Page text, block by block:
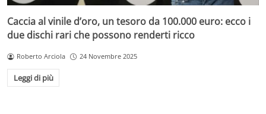
Caccia al vinile d’oro, un tesoro da 100.000 euro: ecco i
due dischi rari che possono renderti ricco
Roberto Arciola 24 Novembre 2025
Leggi di più